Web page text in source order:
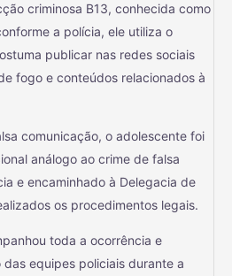
criminosa B13, conhecida como
a polícia, ele utiliza o
publicar nas redes sociais
fogo e conteúdos relacionados à
comunicação, o adolescente foi
análogo ao crime de falsa
e encaminhado à Delegacia de
os procedimentos legais.
toda a ocorrência e
equipes policiais durante a